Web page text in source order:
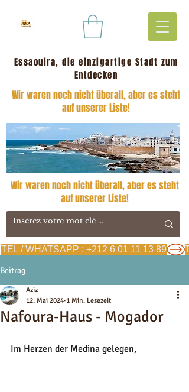
Essaouira, die einzigartige Stadt zum
Entdecken
Wir waren noch nicht überall, aber es steht
auf unserer Liste!
TEL / WHATSAPP : +212 6 01 11 13 89
Wir waren noch nicht überall, aber es steht
auf unserer Liste!
Beitrag
Nafoura-Haus - Mogador
Aziz
12. Mai 2024 1 Min. Lesezeit
Im Herzen der Medina gelegen,